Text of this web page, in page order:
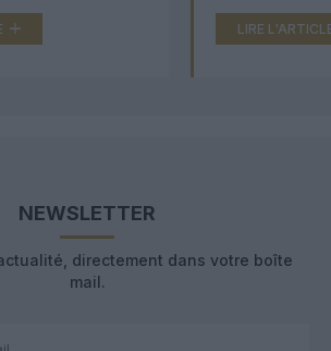
LIRE
NEWSLETTER
directement dans votre boîte
mail.